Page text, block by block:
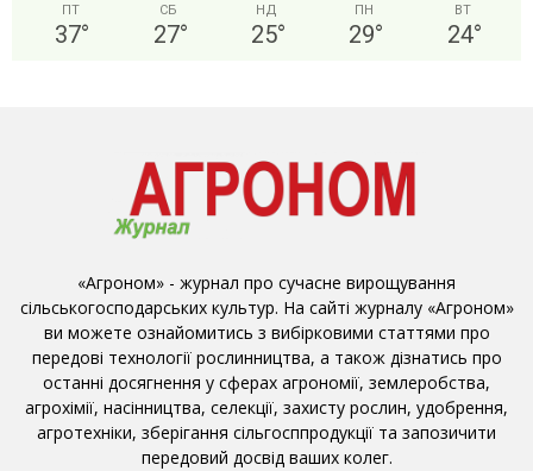
ПТ
37°
СБ
27°
НД
25°
ПН
29°
ВТ
24°
«Агроном» - журнал про сучасне вирощування
сільськогосподарських культур. На сайті журналу «Агроном»
ви можете ознайомитись з вибірковими статтями про
передові технології рослинництва, а також дізнатись про
останні досягнення у сферах агрономії, землеробства,
агрохімії, насінництва, селекції, захисту рослин, удобрення,
агротехніки, зберігання сільгосппродукції та запозичити
передовий досвід ваших колег.